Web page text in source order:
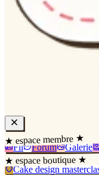
★ espace membre ★
Fil Forum Galerie
★ espace boutique ★
Cake design